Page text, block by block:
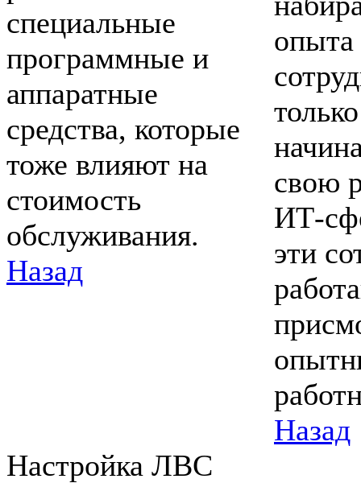
специальные
программные и
аппаратные
средства, которые
тоже влияют на
стоимость
обслуживания.
Назад
опыта
только
свою
ИТ-
эти
Назад
Настройка ЛВС